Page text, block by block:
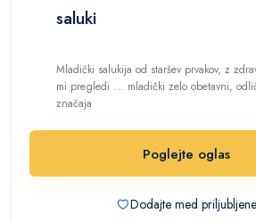
saluki
Mladički salukija od staršev prvakov, z
mi pregledi ... mladički zelo obetavni,
značaja
Poglejte oglas
Dodajte med priljubljene